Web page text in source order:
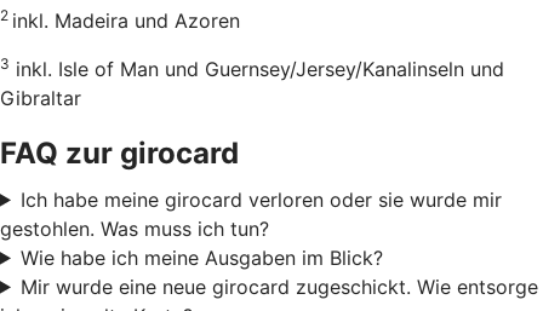
2 inkl. Madeira und Azoren
3 inkl. Isle of Man und Guernsey/Jersey/Kanalinseln und
Gibraltar
FAQ zur girocard
Ich habe meine girocard verloren oder sie wurde mir
gestohlen. Was muss ich tun?
Wie habe ich meine Ausgaben im Blick?
Mir wurde eine neue girocard zugeschickt. Wie entsorge